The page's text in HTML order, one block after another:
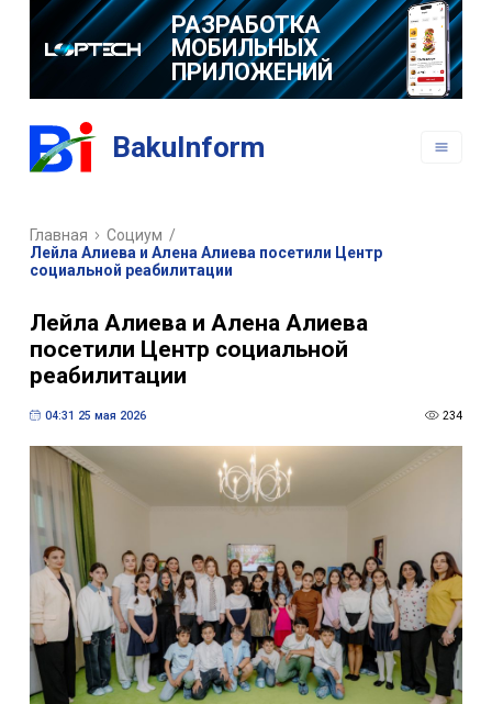
РАЗРАБОТКА
МОБИЛЬНЫХ
ПРИЛОЖЕНИЙ
BakuInform
Главная Социум /
Лейла Алиева и Алена Алиева посетили Центр
социальной реабилитации
Лейла Алиева и Алена Алиева
посетили Центр социальной
реабилитации
04:31 25 мая 2026 234